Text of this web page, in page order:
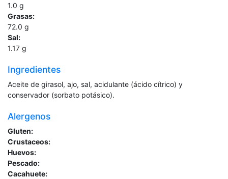
1.0 g
Grasas:
72.0 g
Sal:
1.17 g
Ingredientes
Aceite de girasol, ajo, sal, acidulante (ácido cítrico) y
conservador (sorbato potásico).
Alergenos
Gluten:
Crustaceos:
Huevos:
Pescado:
Cacahuete: